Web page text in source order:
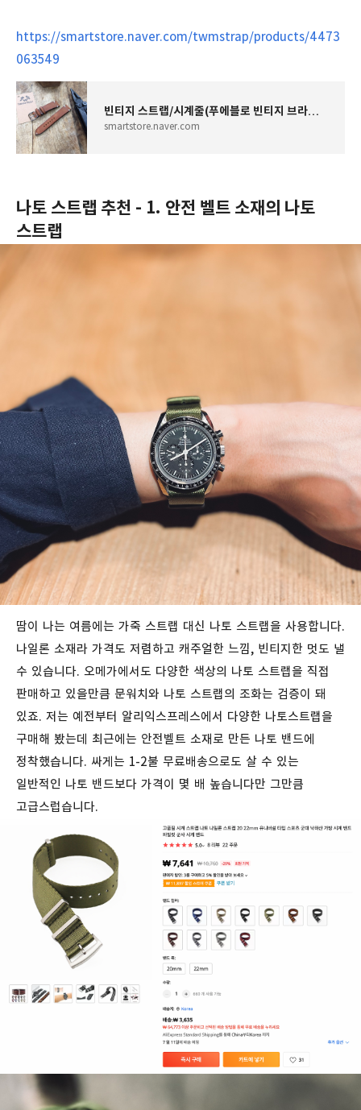
https://smartstore.naver.com/twmstrap/products/4473
063549
빈티지 스트랩/시계줄(푸에블로 빈티지 브라운),천연가죽, 시계밴드 : TWM스트랩
smartstore.naver.com
나토 스트랩 추천 - 1. 안전 벨트 소재의 나토
스트랩
땀이 나는 여름에는 가죽 스트랩 대신 나토 스트랩을 사용합니다.
나일론 소재라 가격도 저렴하고 캐주얼한 느낌, 빈티지한 멋도 낼
수 있습니다. 오메가에서도 다양한 색상의 나토 스트랩을 직접
판매하고 있을만큼 문워치와 나토 스트랩의 조화는 검증이 돼
있죠. 저는 예전부터 알리익스프레스에서 다양한 나토스트랩을
구매해 봤는데 최근에는 안전벨트 소재로 만든 나토 밴드에
정착했습니다. 싸게는 1-2불 무료배송으로도 살 수 있는
일반적인 나토 밴드보다 가격이 몇 배 높습니다만 그만큼
고급스럽습니다.